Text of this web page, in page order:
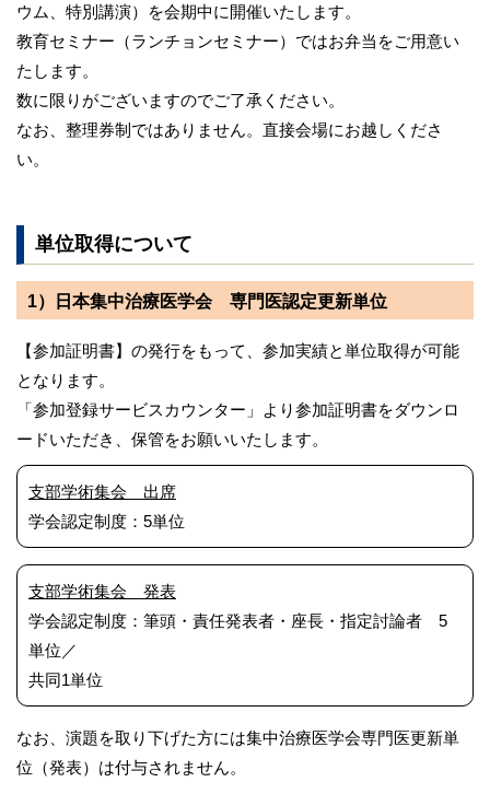
ウム、特別講演）を会期中に開催いたします。
教育セミナー（ランチョンセミナー）ではお弁当をご用意い
たします。
数に限りがございますのでご了承ください。
なお、整理券制ではありません。直接会場にお越しくださ
い。
単位取得について
1）日本集中治療医学会 専門医認定更新単位
【参加証明書】の発行をもって、参加実績と単位取得が可能
となります。
「参加登録サービスカウンター」より参加証明書をダウンロ
ードいただき、保管をお願いいたします。
支部学術集会 出席
学会認定制度：5単位
支部学術集会 発表
学会認定制度：筆頭・責任発表者・座長・指定討論者 5
単位／
共同1単位
なお、演題を取り下げた方には集中治療医学会専門医更新単
位（発表）は付与されません。